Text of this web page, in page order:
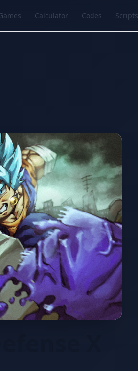
Calculator Codes Scripts